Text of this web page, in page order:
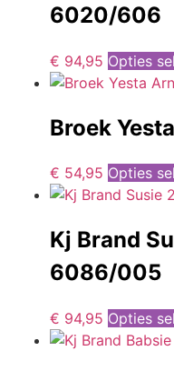
6020/606
€ 94,95 Opties
Broek
€ 54,95 Opties
Kj Brand
6086/005
€ 94,95 Opties